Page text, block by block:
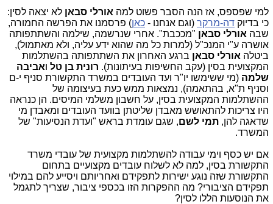
למי שפספס, אז הנה הסבר פשוט למה אורלי סבאן לא יצאה לסין:
כי בדיוק דה-מרקר (וגם אנחנו - כאן) פרסמנו את הפרשה החמורה,
שבה אורלי סבאן "מככבת". אחרי שנרשמה, שילמה והשתתפותה
אושרה ע"י המנכ"ל (למרות כל מה שהוא ידע עליה, ולא מאתמול),
ביטלה אורלי סבאן ברגע האחרון את השתתפותה בהשתלמות
המקצועית בסין (עקב החשיפות בעיתונות). רונית בן טל ואביבה
שלמה (מי ששימשו יו"ר ועד העובדים במשרד התקשורת סניף י-ם
וסניף ת"א, בהתאמה), נמצאות ממש כעת בעיצומה של
ההשתלמות המקצועית בסין, על חשבון משלמי המיסים. הן כנראה
היו צריכות להתאושש מאבדן שליטתן בוועד העובדים ומאבדן מי
שדאגה להן, תמי לשם, שגם עומדת בראש "ועדת הנסיעות" של
המשרד.
אם יש כסף וימי עבודה להשתלמות מקצועית של עובדי משרד
התקשורת בסין, למה לא לשלוח עובדים מקצועיים בתחום
התקשורת שזה נוגע ישירות לתפקידם ואחריותם ויסייע להם במילוי
תפקידם הציבורי? מה ההפקרות הזו בכספי ציבור, שצריך לתגמל
את הנוסעות הללו לסין?